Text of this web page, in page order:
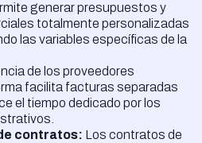
generar presupuestos y
totalmente personalizadas
las variables específicas de la
de los proveedores
facilita facturas separadas
el tiempo dedicado por los
contratos: Los contratos de